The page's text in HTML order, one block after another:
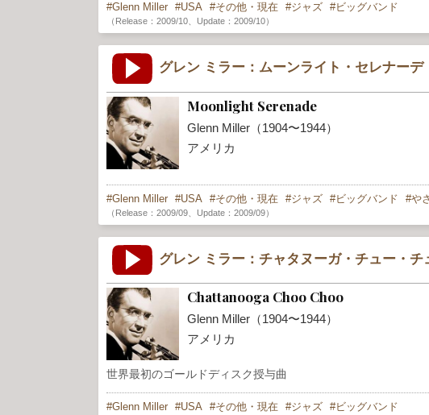
Glenn Miller USA その他・現在 ジャズ ビッグバンド
（Release：2009/10、Update：2009/10）
グレン ミラー：ムーンライト・セレナーデ
Moonlight Serenade
Glenn Miller（1904〜1944）
アメリカ
Glenn Miller USA その他・現在 ジャズ ビッグバンド や
（Release：2009/09、Update：2009/09）
グレン ミラー：チャタヌーガ・チュー・チ
Chattanooga Choo Choo
Glenn Miller（1904〜1944）
アメリカ
世界最初のゴールドディスク授与曲
Glenn Miller USA その他・現在 ジャズ ビッグバンド